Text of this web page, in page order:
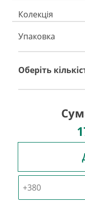
Колекція
Упаковка
Оберіть